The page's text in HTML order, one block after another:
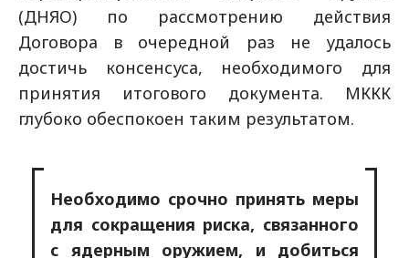
(ДНЯО) по рассмотрению действия
Договора в очередной раз не удалось
достичь консенсуса, необходимого для
принятия итогового документа. МККК
глубоко обеспокоен таким результатом.
Необходимо срочно принять меры
для сокращения риска, связанного
с ядерным оружием, и добиться